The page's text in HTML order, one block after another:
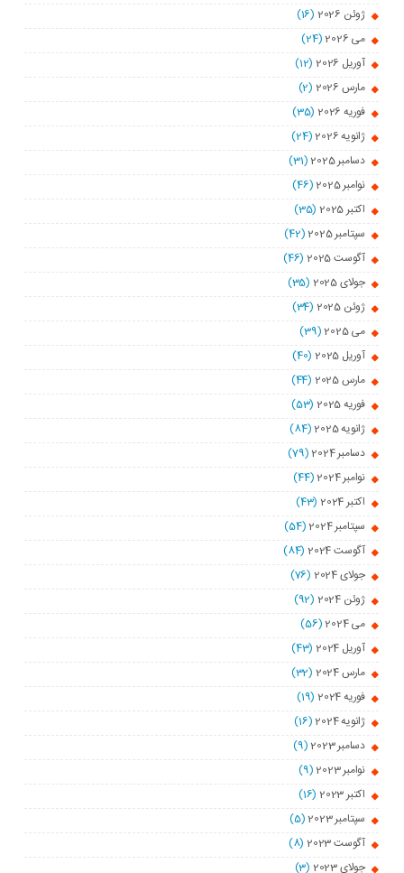
ژوئن 2026
(16)
می 2026
(24)
آوریل 2026
(12)
مارس 2026
(2)
فوریه 2026
(35)
ژانویه 2026
(24)
دسامبر 2025
(31)
نوامبر 2025
(46)
اکتبر 2025
(35)
سپتامبر 2025
(42)
آگوست 2025
(46)
جولای 2025
(35)
ژوئن 2025
(34)
می 2025
(39)
آوریل 2025
(40)
مارس 2025
(44)
فوریه 2025
(53)
ژانویه 2025
(84)
دسامبر 2024
(79)
نوامبر 2024
(44)
اکتبر 2024
(43)
سپتامبر 2024
(54)
آگوست 2024
(84)
جولای 2024
(76)
ژوئن 2024
(92)
می 2024
(56)
آوریل 2024
(43)
مارس 2024
(32)
فوریه 2024
(19)
ژانویه 2024
(16)
دسامبر 2023
(9)
نوامبر 2023
(9)
اکتبر 2023
(16)
سپتامبر 2023
(5)
آگوست 2023
(8)
جولای 2023
(3)